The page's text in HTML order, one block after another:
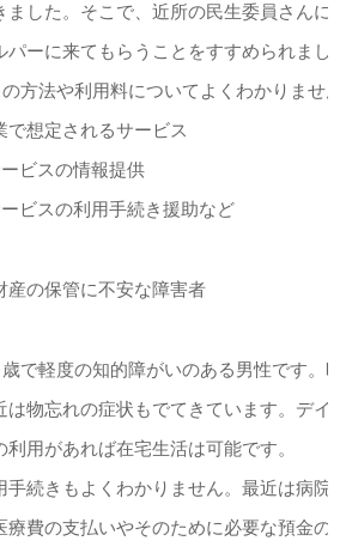
ました。そこで、近所の民生委員さんに
パーに来てもらうことをすすめられまし
方法や利用料についてよくわかりませ
されるサービス
の情報提供
利用手続き援助など
産の保管に不安な障害者
で軽度の知的障がいのある男性です。
は物忘れの症状もでてきています。デイ
用があれば在宅生活は可能です。
続きもよくわかりません。最近は病院
療費の支払いやそのために必要な預金の